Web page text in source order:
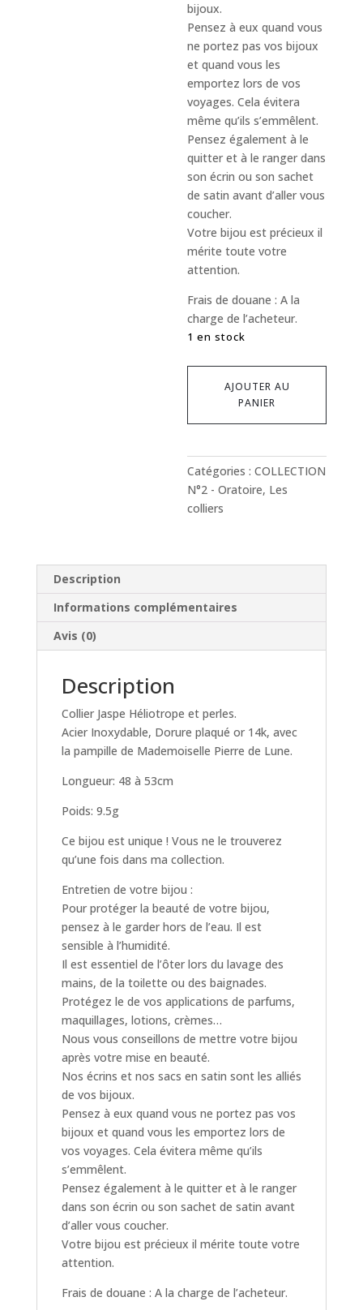
bijoux.
Pensez à eux quand vous
ne portez pas vos bijoux
et quand vous les
emportez lors de vos
voyages. Cela évitera
même qu’ils s’emmêlent.
Pensez également à le
quitter et à le ranger dans
son écrin ou son sachet
de satin avant d’aller vous
coucher.
Votre bijou est précieux il
mérite toute votre
attention.
Frais de douane : A la
charge de l’acheteur.
1 en stock
Thème
Oratoire
AJOUTER AU
PANIER
Catégories :COLLECTION
N°2 - Oratoire, Les
colliers
Description
Informations complémentaires
Avis (0)
Description
Collier Jaspe Héliotrope et perles.
Acier Inoxydable, Dorure plaqué or 14k, avec
la pampille de Mademoiselle Pierre de Lune.
Longueur: 48 à 53cm
Poids: 9.5g
Ce bijou est unique ! Vous ne le trouverez
qu’une fois dans ma collection.
Entretien de votre bijou :
Pour protéger la beauté de votre bijou,
pensez à le garder hors de l’eau. Il est
sensible à l’humidité.
Il est essentiel de l’ôter lors du lavage des
mains, de la toilette ou des baignades.
Protégez le de vos applications de parfums,
maquillages, lotions, crèmes…
Nous vous conseillons de mettre votre bijou
après votre mise en beauté.
Nos écrins et nos sacs en satin sont les alliés
de vos bijoux.
Pensez à eux quand vous ne portez pas vos
bijoux et quand vous les emportez lors de
vos voyages. Cela évitera même qu’ils
s’emmêlent.
Pensez également à le quitter et à le ranger
dans son écrin ou son sachet de satin avant
d’aller vous coucher.
Votre bijou est précieux il mérite toute votre
attention.
Frais de douane : A la charge de l’acheteur.